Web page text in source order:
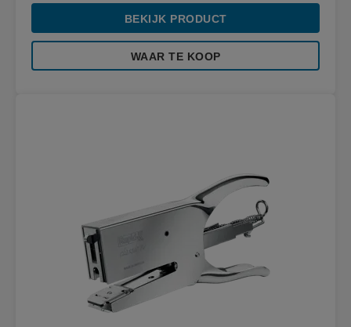
BEKIJK PRODUCT
WAAR TE KOOP